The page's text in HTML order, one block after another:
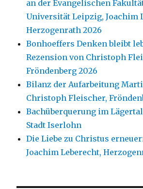
an der Evangelischen
Universität Leipzig, Joachim
Herzogenrath 2026
Bonhoeffers Denken bleibt
Rezension von Christoph
Fröndenberg 2026
Bilanz der Aufarbeitung
Christoph Fleischer,
Bachüberquerung im
Stadt Iserlohn
Die Liebe zu Christus
Joachim Leberecht,